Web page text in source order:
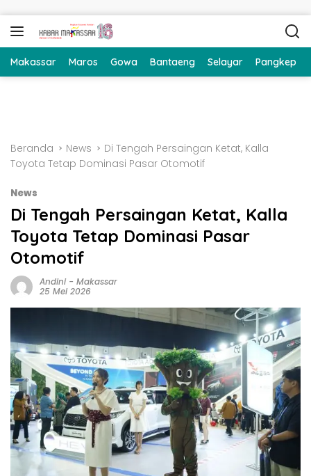
Makassar Maros Gowa Bantaeng Selayar Pangkep
Beranda News
Di Tengah Persaingan Ketat, Kalla
Toyota Tetap Dominasi Pasar Otomotif
News
Di Tengah Persaingan Ketat, Kalla
Toyota Tetap Dominasi Pasar
Otomotif
Andini- Makassar
25 Mei 2026